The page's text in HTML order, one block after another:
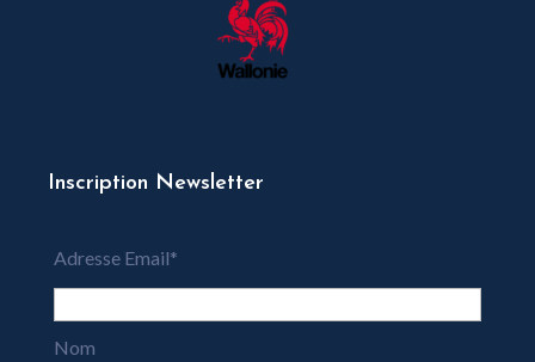
Inscription Newsletter
Adresse Email*
Nom